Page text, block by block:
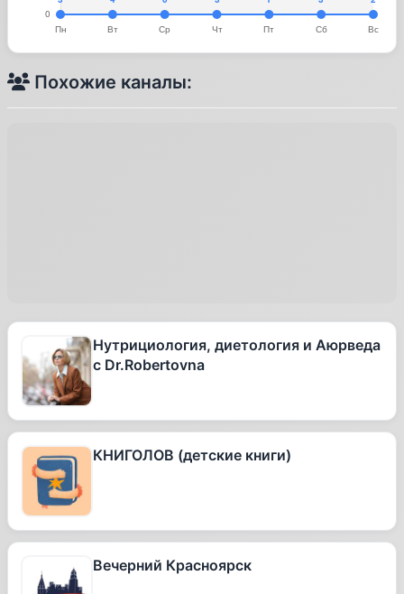
Похожие каналы:
Нутрициология, диетология и Аюрведа
с Dr.Robertovna
КНИГОЛОВ (детские книги)
Вечерний Красноярск